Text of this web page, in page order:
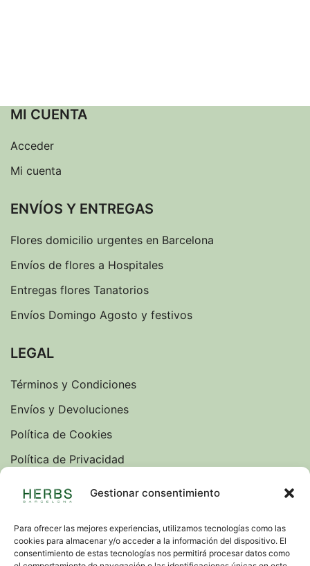
Gestionar consentimiento
Para ofrecer las mejores experiencias, utilizamos tecnologías como las
cookies para almacenar y/o acceder a la información del dispositivo. El
consentimiento de estas tecnologías nos permitirá procesar datos como
MI CUENTA
Acceder
Mi cuenta
ENVÍOS Y ENTREGAS
Flores domicilio urgentes en Barcelona
Envíos de flores a Hospitales
Entregas flores Tanatorios
Envíos Domingo Agosto y festivos
LEGAL
Términos y Condiciones
Envíos y Devoluciones
Política de Cookies
Política de Privacidad
IDIOMAS